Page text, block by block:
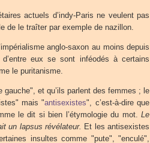
actuels d’indy-Paris ne veulent pas
de le traîter par exemple de nazillon.
anglo-saxon au moins depuis
eux se sont inféodés à certains
le puritanisme.
et qu’ils parlent des femmes ; le
mais "antisexistes", c’est-à-dire que
le dit si bien l’étymologie du mot.Le
un lapsus révélateur. Et les antisexistes
insultes comme "pute", "enculé",